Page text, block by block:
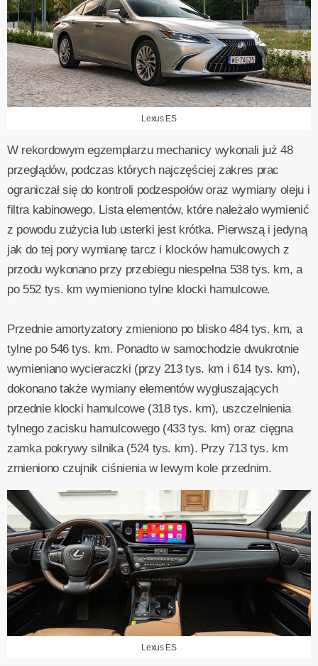
Lexus ES
W rekordowym egzemplarzu mechanicy wykonali już 48
przeglądów, podczas których najczęściej zakres prac
ograniczał się do kontroli podzespołów oraz wymiany oleju i
filtra kabinowego. Lista elementów, które należało wymienić
z powodu zużycia lub usterki jest krótka. Pierwszą i jedyną
jak do tej pory wymianę tarcz i klocków hamulcowych z
przodu wykonano przy przebiegu niespełna 538 tys. km, a
po 552 tys. km wymieniono tylne klocki hamulcowe.
Przednie amortyzatory zmieniono po blisko 484 tys. km, a
tylne po 546 tys. km. Ponadto w samochodzie dwukrotnie
wymieniano wycieraczki (przy 213 tys. km i 614 tys. km),
dokonano także wymiany elementów wygłuszających
przednie klocki hamulcowe (318 tys. km), uszczelnienia
tylnego zacisku hamulcowego (433 tys. km) oraz cięgna
zamka pokrywy silnika (524 tys. km). Przy 713 tys. km
zmieniono czujnik ciśnienia w lewym kole przednim.
Lexus ES